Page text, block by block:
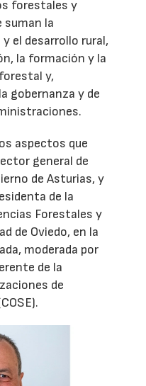
forestales y
la
el desarrollo rural,
la formación y la
y,
gobernanza y de
aspectos que
general de
de Asturias, y
de la
Forestales y
de Oviedo, en la
moderada por
de la
de